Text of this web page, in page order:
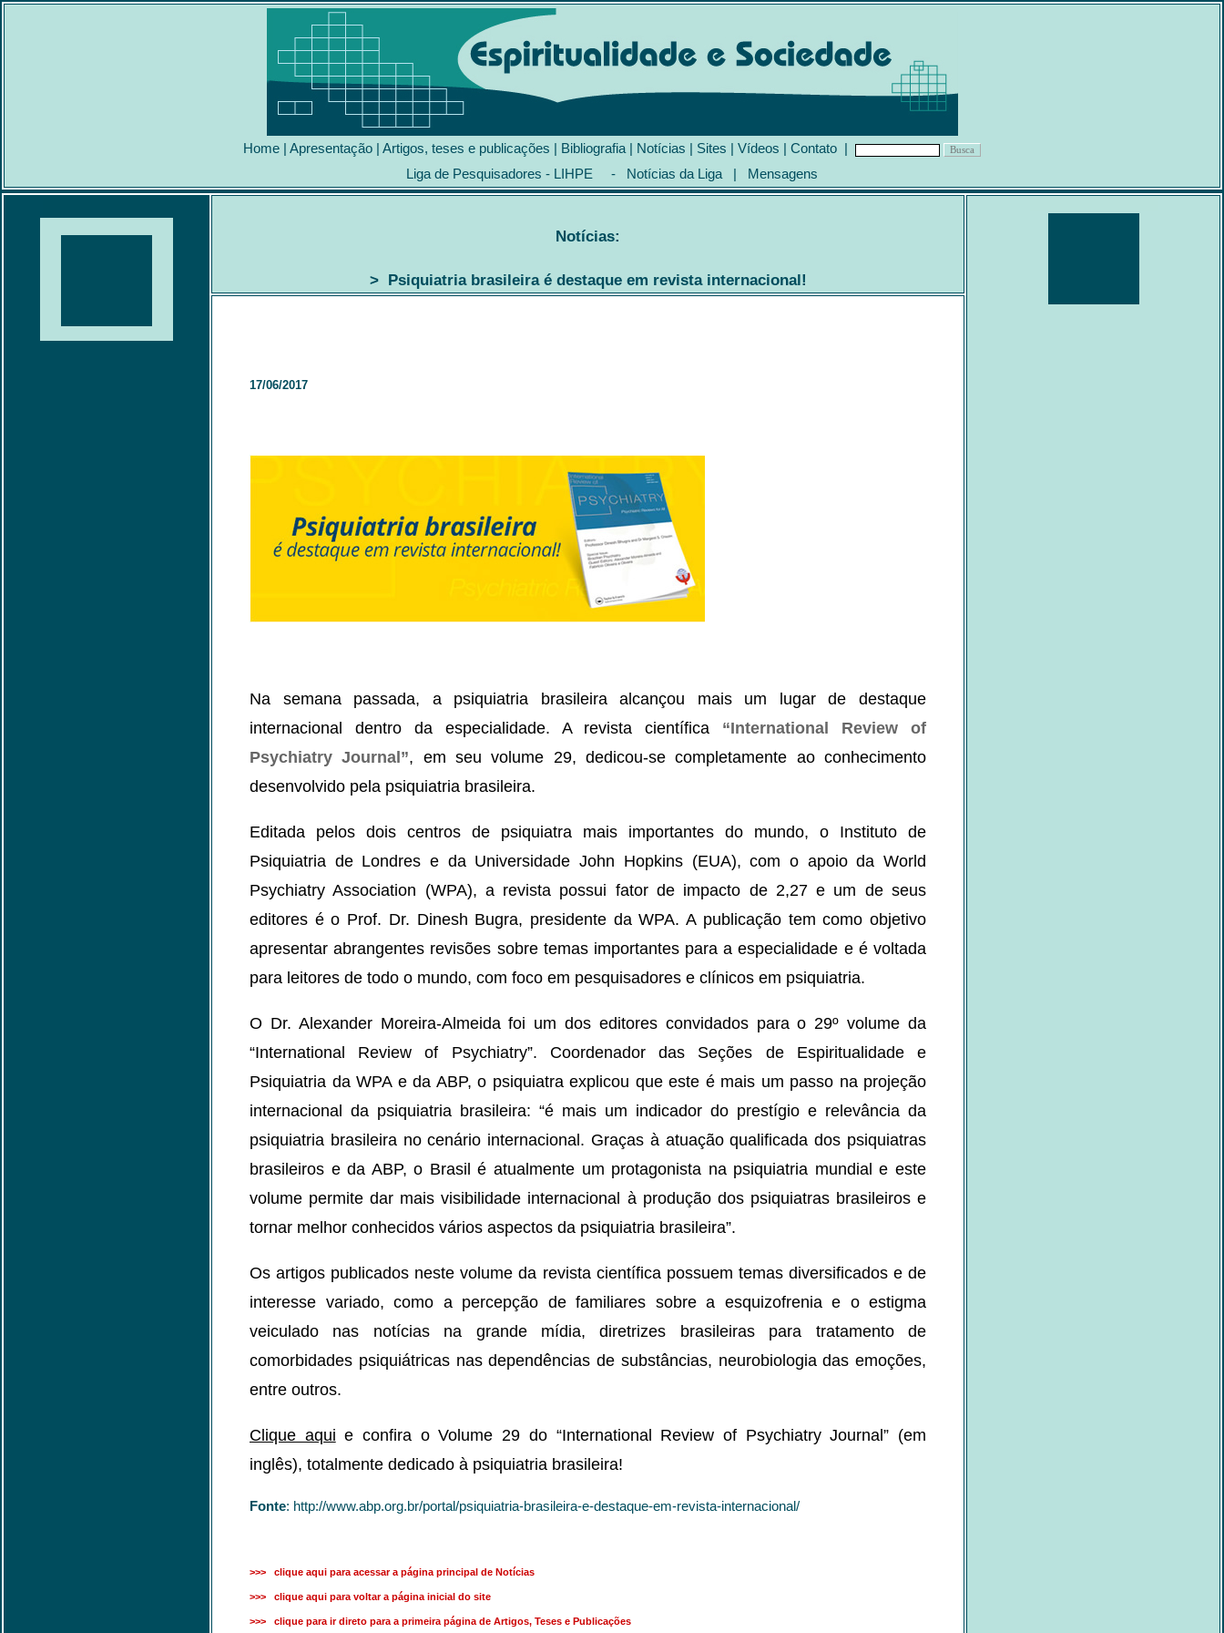
Home | Apresentação | Artigos, teses e publicações | Bibliografia | Notícias | Sites | Vídeos | Contato |
Liga de Pesquisadores - LIHPE - Notícias da Liga | Mensagens
Notícias:
> Psiquiatria brasileira é destaque em revista internacional!
17/06/2017
Na semana passada, a psiquiatria brasileira alcançou mais um lugar de destaque
internacional dentro da especialidade. A revista científica “International Review of
Psychiatry Journal”, em seu volume 29, dedicou-se completamente ao conhecimento
desenvolvido pela psiquiatria brasileira.
Editada pelos dois centros de psiquiatra mais importantes do mundo, o Instituto de
Psiquiatria de Londres e da Universidade John Hopkins (EUA), com o apoio da World
Psychiatry Association (WPA), a revista possui fator de impacto de 2,27 e um de seus
editores é o Prof. Dr. Dinesh Bugra, presidente da WPA. A publicação tem como objetivo
apresentar abrangentes revisões sobre temas importantes para a especialidade e é voltada
para leitores de todo o mundo, com foco em pesquisadores e clínicos em psiquiatria.
O Dr. Alexander Moreira-Almeida foi um dos editores convidados para o 29º volume da
“International Review of Psychiatry”. Coordenador das Seções de Espiritualidade e
Psiquiatria da WPA e da ABP, o psiquiatra explicou que este é mais um passo na projeção
internacional da psiquiatria brasileira: “é mais um indicador do prestígio e relevância da
psiquiatria brasileira no cenário internacional. Graças à atuação qualificada dos psiquiatras
brasileiros e da ABP, o Brasil é atualmente um protagonista na psiquiatria mundial e este
volume permite dar mais visibilidade internacional à produção dos psiquiatras brasileiros e
tornar melhor conhecidos vários aspectos da psiquiatria brasileira”.
Os artigos publicados neste volume da revista científica possuem temas diversificados e de
interesse variado, como a percepção de familiares sobre a esquizofrenia e o estigma
veiculado nas notícias na grande mídia, diretrizes brasileiras para tratamento de
comorbidades psiquiátricas nas dependências de substâncias, neurobiologia das emoções,
entre outros.
Clique aqui e confira o Volume 29 do “International Review of Psychiatry Journal” (em
inglês), totalmente dedicado à psiquiatria brasileira!
Fonte: http://www.abp.org.br/portal/psiquiatria-brasileira-e-destaque-em-revista-internacional/
>>> clique aqui para acessar a página principal de Notícias
>>> clique aqui para voltar a página inicial do site
>>> clique para ir direto para a primeira página de Artigos, Teses e Publicações